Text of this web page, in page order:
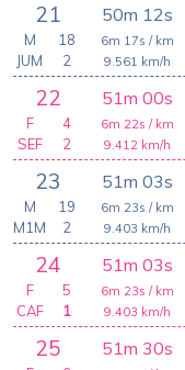
21 50m 12s
6m 17s / km
9.561 km/h
M
18
JUM
2
22 51m 00s
6m 22s / km
9.412 km/h
F
4
SEF
2
23 51m 03s
6m 23s / km
9.403 km/h
M
19
M1M
2
24 51m 03s
6m 23s / km
9.403 km/h
F
5
CAF
1
25 51m 30s